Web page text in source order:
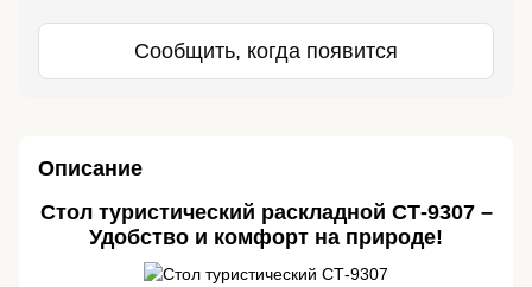
Сообщить, когда появится
Описание
Стол туристический раскладной СТ-9307 –
Удобство и комфорт на природе!